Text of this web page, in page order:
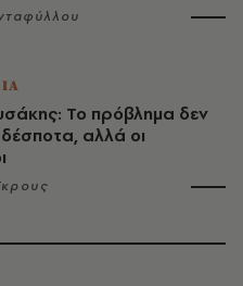
Το πρόβλημα δεν
αλλά οι